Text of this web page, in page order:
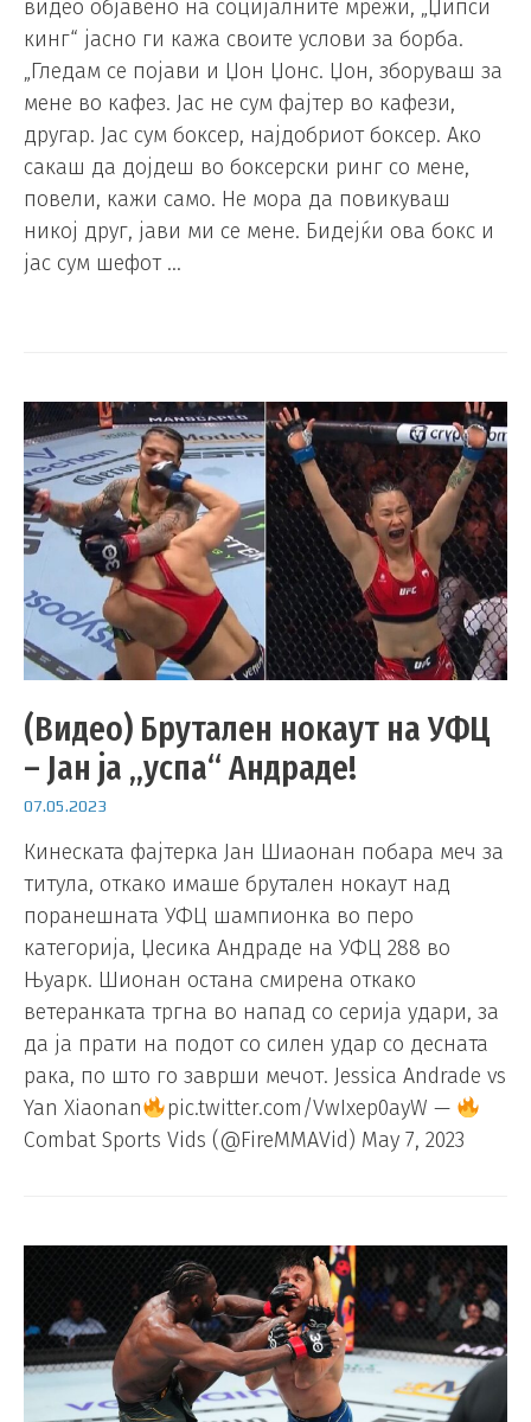
видео објавено на социјалните мрежи, „Џипси
кинг“ јасно ги кажа своите услови за борба.
„Гледам се појави и Џон Џонс. Џон, зборуваш за
мене во кафез. Јас не сум фајтер во кафези,
другар. Јас сум боксер, најдобриот боксер. Ако
сакаш да дојдеш во боксерски ринг со мене,
повели, кажи само. Не мора да повикуваш
никој друг, јави ми се мене. Бидејќи ова бокс и
јас сум шефот …
(Видео) Брутален нокаут на УФЦ
– Јан ја „успа“ Андраде!
07.05.2023
Кинеската фајтерка Јан Шиаонан побара меч за
титула, откако имаше брутален нокаут над
поранешната УФЦ шампионка во перо
категорија, Џесика Андраде на УФЦ 288 во
Њуарк. Шионан остана смирена откако
ветеранката тргна во напад со серија удари, за
да ја прати на подот со силен удар со десната
рака, по што го заврши мечот. Jessica Andrade vs
Yan Xiaonan
pic.twitter.com/VwIxep0ayW —
Combat Sports Vids (@FireMMAVid) May 7, 2023